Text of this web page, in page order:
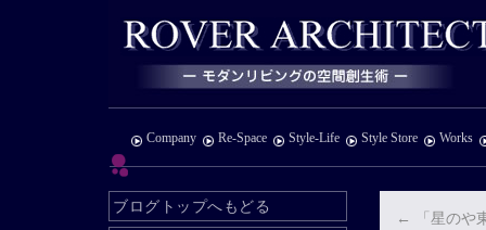
Company Re-Space Style-Life Style Store Works
←
「星のや
ブログトップへもどる